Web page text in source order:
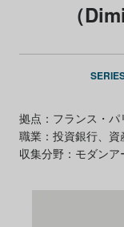
（
拠点：フランス・パ
職業：投資銀行、資
収集分野：モダン